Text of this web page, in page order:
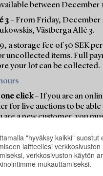
"hyväksy kaikki" suostut
laitteellesi verkkosivuston
verkkosivuston käytön
mukauttamiseksi.
between December
3– From Friday, December
Västberga Allé 3.
a storage fee of 50 SEK
uncollected items. Full
your lot can be collected.
click– If you are an
for live auctions to be able
are a new customer, you
first.
REGISTER TO BID